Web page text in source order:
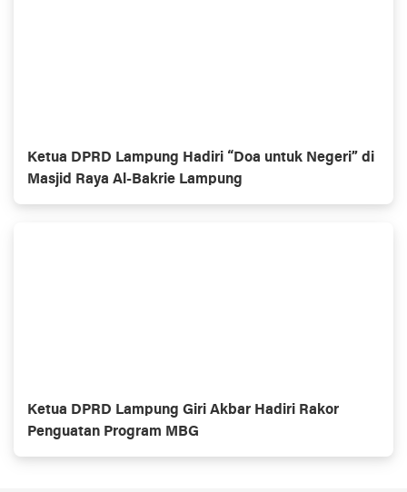
Ketua DPRD Lampung Hadiri “Doa untuk Negeri” di
Masjid Raya Al-Bakrie Lampung
Ketua DPRD Lampung Giri Akbar Hadiri Rakor
Penguatan Program MBG